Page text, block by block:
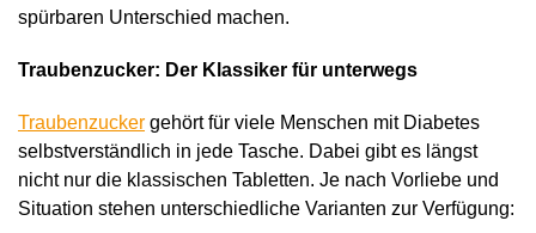
spürbaren Unterschied machen.
Traubenzucker: Der Klassiker für unterwegs
Traubenzucker gehört für viele Menschen mit Diabetes
selbstverständlich in jede Tasche. Dabei gibt es längst
nicht nur die klassischen Tabletten. Je nach Vorliebe und
Situation stehen unterschiedliche Varianten zur Verfügung: